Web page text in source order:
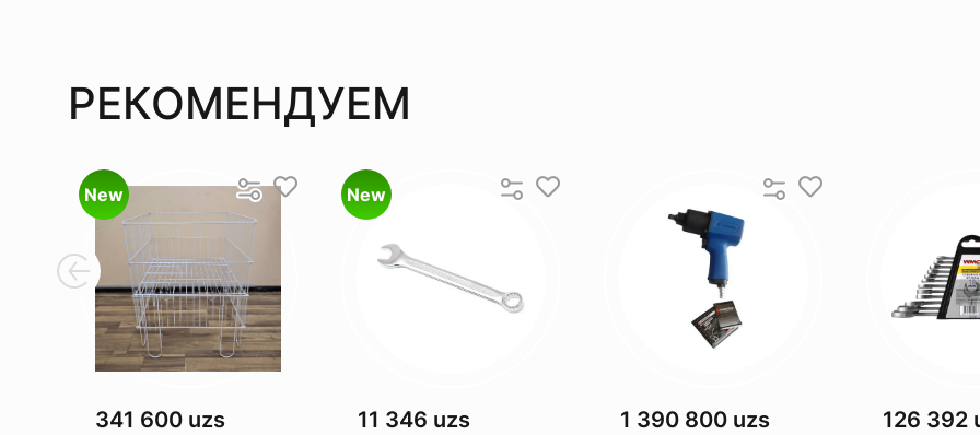
РЕКОМЕНДУЕМ
New
341 600 uzs
New
11 346 uzs 1 390 800 uzs 126 392